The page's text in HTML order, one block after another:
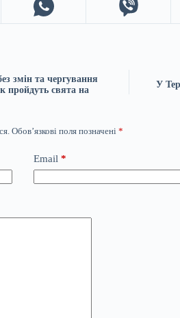
змін та чергування
пройдуть свята на
У
Обов’язкові поля позначені *
Email *